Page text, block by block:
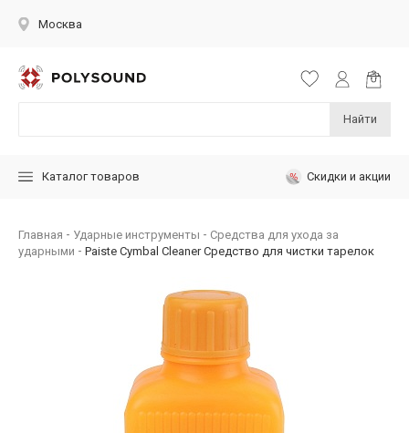
Москва
Найти
Каталог товаров Скидки и акции
Главная Ударные инструменты
Средства для ухода за
ударными
Paiste Cymbal Cleaner Средство для чистки тарелок